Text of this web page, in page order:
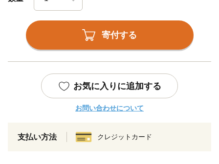
寄付する
お気に入りに追加する
お問い合わせについて
支払い方法 クレジットカード